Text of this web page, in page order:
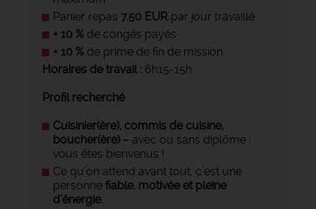
Panier repas 7.50 EUR par jour travaillé
+ 10 % de congés payés
+ 10 % de prime de fin de mission
Horaires de travail : 6h15-15h
Profil recherché
Cuisinier(ère), commis de cuisine,
boucher(ère) – avec ou sans diplôme :
vous êtes bienvenus !
Ce qu’on attend avant tout, c’est une
personne fiable, motivée et pleine
d’énergie.